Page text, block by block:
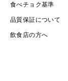
食べチョク基準
品質保証について
飲食店の方へ